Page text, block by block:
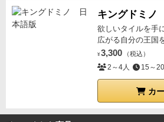
キングドミノ
欲しいタイルを手
広がる自分の王国
¥ 3,300 （税込）
2～4人 15～
カ